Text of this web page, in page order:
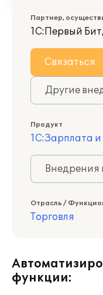
Партнер,
1С:Первый
Связаться
Другие
Продукт
1С:Зарплата
Внедрения
Отрасль /
Торговля
функции: